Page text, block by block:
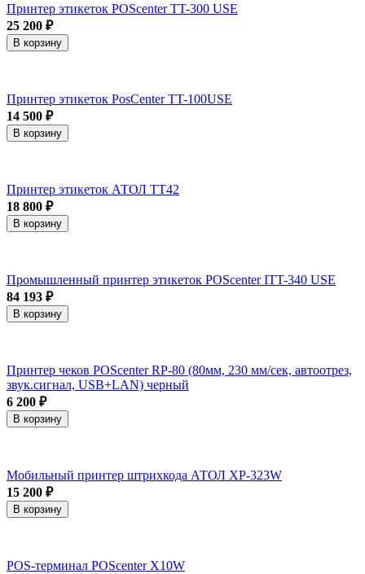
Принтер этикеток POScenter TT-300 USE
25 200 ₽
В корзину
Принтер этикеток PosCenter TT-100USE
14 500 ₽
В корзину
Принтер этикеток АТОЛ ТТ42
18 800 ₽
В корзину
Промышленный принтер этикеток POScenter ITT-340 USE
84 193 ₽
В корзину
Принтер чеков POScenter RP-80 (80мм, 230 мм/сек, автоотрез,
звук.сигнал, USB+LAN) черный
6 200 ₽
В корзину
Мобильный принтер штрихкода АТОЛ XP-323W
15 200 ₽
В корзину
POS-терминал POScenter X10W